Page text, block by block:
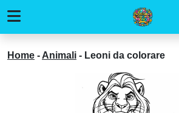
Home - Animali - Leoni da colorare